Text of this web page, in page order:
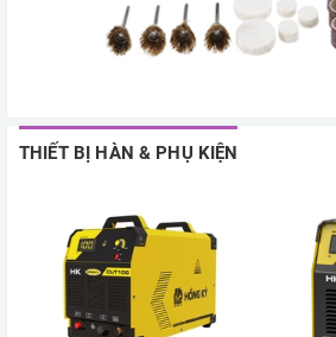
THIẾT BỊ HÀN & PHỤ KIỆN